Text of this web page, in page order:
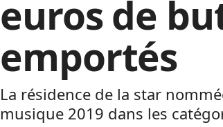
euros de
emportés
La résidence de la star
musique 2019 dans les